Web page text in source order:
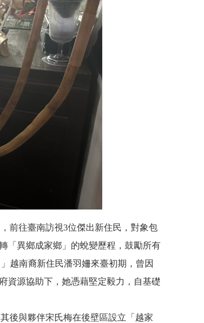
前往臺南訪視3位傑出新住民，對象包
「異鄉成家鄉」的蛻變歷程，鼓勵所有
越南裔新住民潘羽姍來臺初期，曾因
資源協助下，她憑藉堅定毅力，自基礎
後與夥伴宋氏梅在後壁區設立「越家